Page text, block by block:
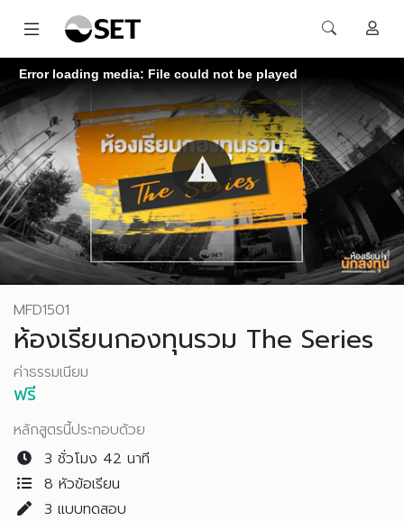
Error loading media: File could not be played
MFD1501
ห้องเรียนกองทุนรวม The Series
ค่าธรรมเนียม
ฟรี
หลักสูตรนี้ประกอบด้วย
3 ชั่วโมง 42 นาที
8 หัวข้อเรียน
3 แบบทดสอบ